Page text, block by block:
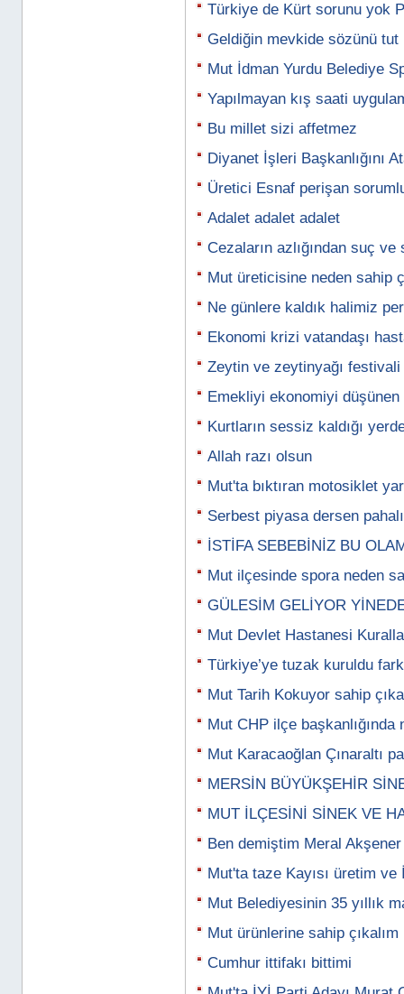
Türkiye de Kürt sorunu yok
Geldiğin mevkide sözünü
Mut İdman Yurdu Belediye
Yapılmayan kış saati
Bu millet sizi affetmez
Diyanet İşleri Başkanlığını
Üretici Esnaf perişan
Adalet adalet adalet
Cezaların azlığından suç ve
Mut üreticisine neden sahip
Ne günlere kaldık halimiz
Ekonomi krizi vatandaşı
Zeytin ve zeytinyağı festivali
Emekliyi ekonomiyi düşünen
Kurtların sessiz kaldığı
Allah razı olsun
Mut'ta bıktıran motosiklet
Serbest piyasa dersen
İSTİFA SEBEBİNİZ BU
Mut ilçesinde spora neden
GÜLESİM GELİYOR
Mut Devlet Hastanesi
Türkiye’ye tuzak kuruldu
Mut Tarih Kokuyor sahip
Mut CHP ilçe başkanlığında
Mut Karacaoğlan Çınaraltı
MERSİN BÜYÜKŞEHİR
MUT İLÇESİNİ SİNEK VE
Ben demiştim Meral Akşener
Mut'ta taze Kayısı üretim ve
Mut Belediyesinin 35 yıllık
Mut ürünlerine sahip
Cumhur ittifakı bittimi